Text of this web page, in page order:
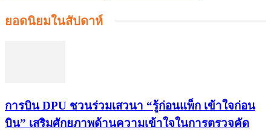
ยอดนิยมในสัปดาห์
การบิน DPU ชวนร่วมเสวนา “รู้ก่อนแพ็ก เข้าใจก่อน
บิน” เสริมศักยภาพด้านความเข้าใจในการตรวจคัด